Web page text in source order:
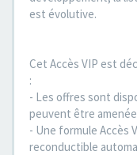
est évolutive.
Cet Accès VIP est
:
- Les offres sont
peuvent être
- Une formule Accès
reconductible